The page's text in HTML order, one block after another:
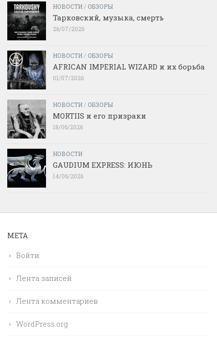
НОВОСТИ / ОБЗОРЫ
Тарковский, музыка, смерть
26/07/2026
НОВОСТИ / ОБЗОРЫ
AFRICAN IMPERIAL WIZARD и их борьба
01/07/2026
НОВОСТИ / ОБЗОРЫ
MORTIIS и его призраки
18/06/2026
НОВОСТИ
GAUDIUM EXPRESS: ИЮНЬ
14/06/2026
МЕТА
Войти
Лента записей
Лента комментариев
WordPress.org